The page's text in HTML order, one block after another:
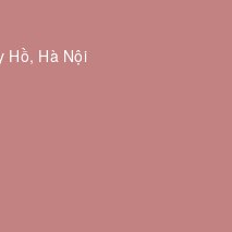
Hồ, Hà Nội